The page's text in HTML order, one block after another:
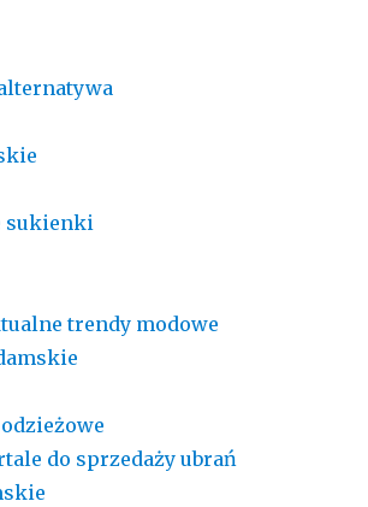
sukienki
trendy modowe
do sprzedaży ubrań